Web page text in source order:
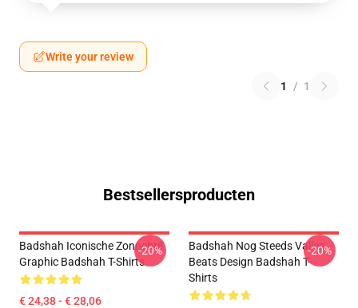
Write your review
1 / 1
Bestsellersproducten
Badshah Iconische Zonnebril
Graphic Badshah T-Shirts
€ 24,38 - € 28,06
-20%
Badshah Nog Steeds Vallen
Beats Design Badshah T-
Shirts
-20%